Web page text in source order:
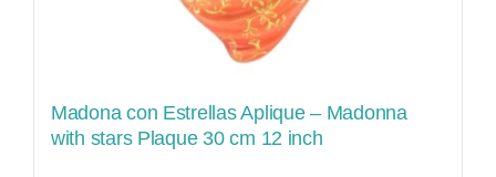
Madona con Estrellas Aplique – Madonna
with stars Plaque 30 cm 12 inch